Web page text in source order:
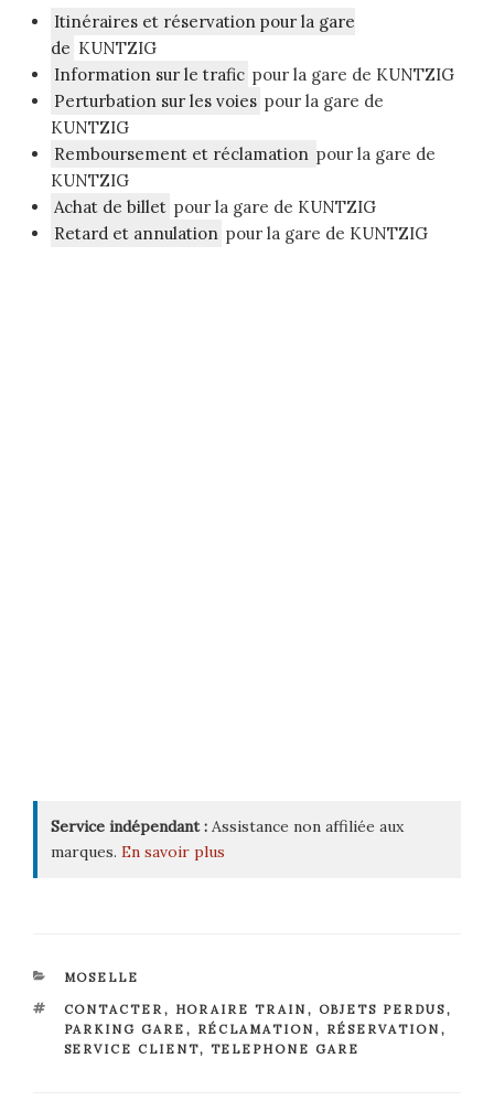
Itinéraires et réservation pour la gare
de KUNTZIG
Information sur le trafic pour la gare de KUNTZIG
Perturbation sur les voies pour la gare de
KUNTZIG
Remboursement et réclamation pour la gare de
KUNTZIG
Achat de billet pour la gare de KUNTZIG
Retard et annulation pour la gare de KUNTZIG
Service indépendant : Assistance non affiliée aux
marques. En savoir plus
CATÉGORIES
MOSELLE
ÉTIQUETTES
CONTACTER, HORAIRE TRAIN , OBJETS PERDUS,
PARKING GARE , RÉCLAMATION , RÉSERVATION ,
SERVICE CLIENT, TELEPHONE GARE